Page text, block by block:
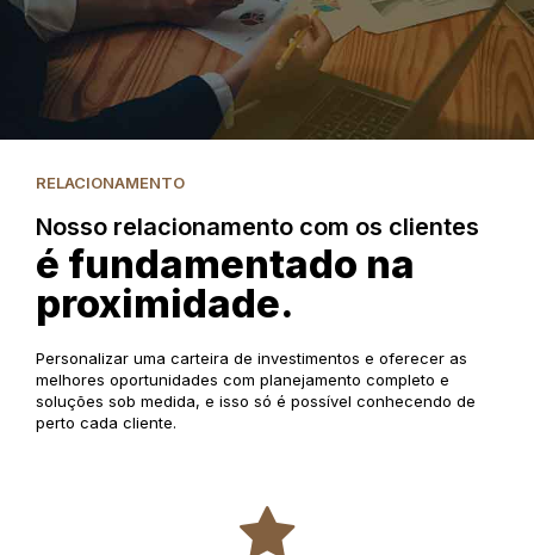
RELACIONAMENTO
Nosso relacionamento com os clientes
é fundamentado na
proximidade.
Personalizar uma carteira de investimentos e oferecer as
melhores oportunidades com planejamento completo e
soluções sob medida, e isso só é possível conhecendo de
perto cada cliente.